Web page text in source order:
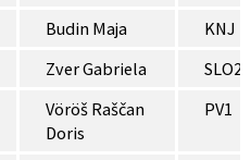
Budin Maja
KNJ
Zver Gabriela
SLO2
Vöröš Raščan
Doris
PV1